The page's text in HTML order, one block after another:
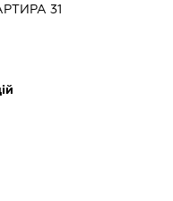
31